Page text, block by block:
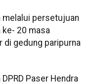
persetujuan
ke- 20 masa
di gedung paripurna
Paser Hendra